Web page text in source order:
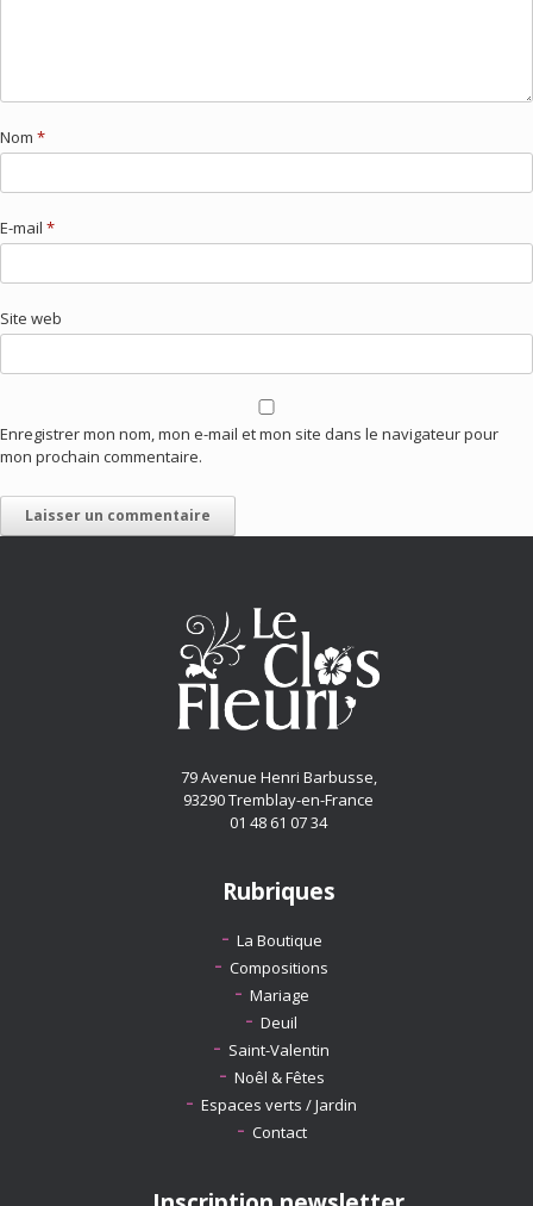
Nom *
E-mail *
Site web
Enregistrer mon nom, mon e-mail et mon site dans le navigateur pour
mon prochain commentaire.
79 Avenue Henri Barbusse,
93290 Tremblay-en-France
01 48 61 07 34
Rubriques
La Boutique
Compositions
Mariage
Deuil
Saint-Valentin
Noêl & Fêtes
Espaces verts / Jardin
Contact